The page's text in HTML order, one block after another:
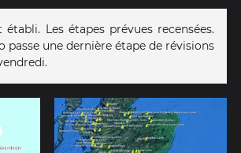
établi. Les étapes prévues recensées.
passe une dernière étape de révisions